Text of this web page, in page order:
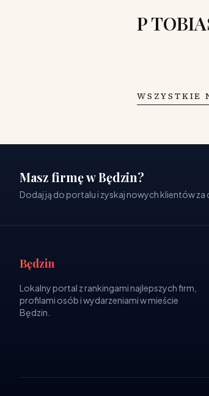
P
WSZYSTKIE
Masz firmę w Będzin?
Dodaj ją do portalu i zyskaj nowych klientów za
Będzin
Lokalny portal z rankingami najlepszych firm,
profilami osób i wydarzeniami w mieście
Będzin.